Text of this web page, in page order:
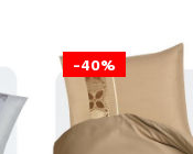
-40%